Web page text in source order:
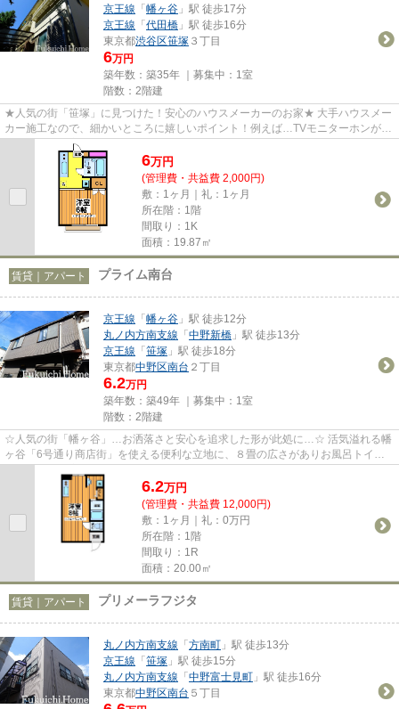
京王線 「幡ヶ谷 」駅 徒歩17分
京王線 「代田橋 」駅 徒歩16分
東京都渋谷区笹塚 ３丁目
6万円
築年数：築35年 ｜募集中： 1室
階数：2階建
★人気の街「笹塚」に見つけた！安心のハウスメーカーのお家★ 大手ハウスメー
カー施工なので、細かいところに嬉しいポイント！例えば…TVモニターホンが付
いていたり、室内洗濯機だった...
6万円
(管理費・共益費 2,000円)
敷：1ヶ月｜礼：1ヶ月
所在階：1階
間取り：1K
面積：19.87㎡
賃貸｜アパート プライム南台
京王線 「幡ヶ谷 」駅 徒歩12分
丸ノ内方南支線 「中野新橋 」駅 徒歩13分
京王線 「笹塚 」駅 徒歩18分
東京都中野区南台 ２丁目
6.2万円
築年数：築49年 ｜募集中： 1室
階数：2階建
☆人気の街「幡ヶ谷」…お洒落さと安心を追求した形が此処に…☆ 活気溢れる幡
ヶ谷「6号通り商店街」を使える便利な立地に、８畳の広さがありお風呂トイレ
別！もちろん室内洗濯機置き場。...
6.2万円
(管理費・共益費 12,000円)
敷：1ヶ月｜礼：0万円
所在階：1階
間取り：1R
面積：20.00㎡
賃貸｜アパート プリメーラフジタ
丸ノ内方南支線 「方南町 」駅 徒歩13分
京王線 「笹塚 」駅 徒歩15分
丸ノ内方南支線 「中野富士見町 」駅 徒歩16分
東京都中野区南台 ５丁目